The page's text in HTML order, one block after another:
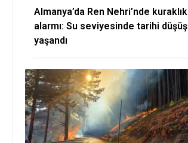
Almanya’da Ren Nehri’nde kuraklık
alarmı: Su seviyesinde tarihi düşüş
yaşandı